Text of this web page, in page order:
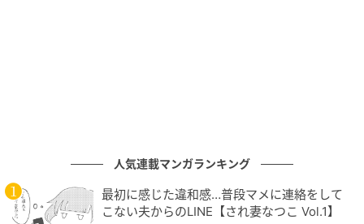
人気連載マンガランキング
最初に感じた違和感…普段マメに連絡をして
こない夫からのLINE【され妻なつこ Vol.1】